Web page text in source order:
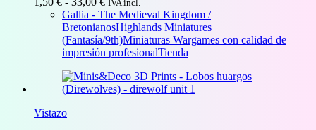
de
precios:
desde
1,50 €
33,00 €
IVA incl.
Gallia - The Medieval Kingdom /
BretonianosHighlands Miniatures
(Fantasía/9th)Miniaturas Wargames con calidad de
impresión profesionalTienda
Vistazo